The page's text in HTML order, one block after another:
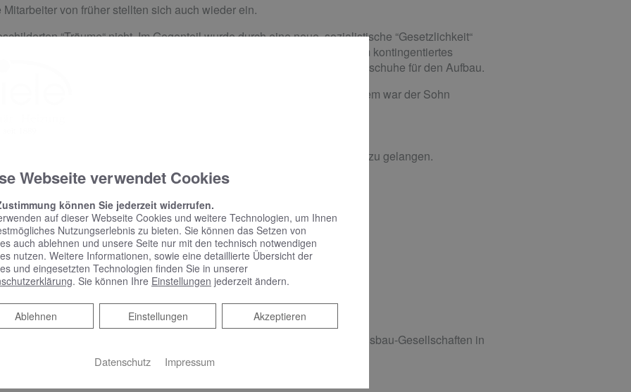
von früher stellten sich auch wieder ein.
“Träume“ nicht. Im Gegenteil wurde durch eine neue, sozialistische “Gesetzlichkeit“
gebremst. Facharbeitermangel, veraltete Produktionsmittel und vor allem kontingentiertes
Augen der den neuen Herren verpflichteten Bauämter- waren Hemmschuhe für den Aufbau.
musste die Zahl der Mitarbeiter unter zehn geschrumpft werden. Trotzdem war der Sohn
1959 zu übernehmen.
Meisterprüfung versuchte er, die Vorherrschaft der sogenannten
volkseigenen Betriebe zu unterlaufen und auch an attraktive Aufträge zu gelangen.
(Institut der Fasern)
Werk Dresden
den Dächern
Dresden
Dresden
Installationen beim Aufbau
Sanitär-, Heizungs-, Klempnerarbeiten für alle existierenden Wohnungsbau-Gesellschaften in
„Haus Altmarkt“ in Dresden
Webseite verwendet Cookies
können Sie jederzeit widerrufen.
auf dieser Webseite Cookies und weitere Technologien, um Ihnen
Nutzungserlebnis zu bieten. Sie können das Setzen von
auch ablehnen und unsere Seite nur mit den technisch notwendigen
nutzen. Weitere Informationen, sowie eine detaillierte Übersicht der
und eingesetzten Technologien finden Sie in unserer
. Sie können Ihre Einstellungen jederzeit ändern.
Akzeptieren
Einstellungen
Ablehnen
Ablehnen
Datenschutz Impressum